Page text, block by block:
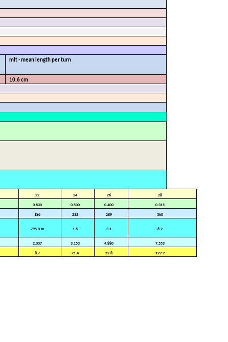
mlt - mean length per turn
10.6 cm
22 24 26 28
0.630 0.500 0.400 0.315
186 232 289 360
795.0 m 1.6 3.1 6.2
2,037 3,153 4,880 7,553
8.7 21.4 52.8 129.9